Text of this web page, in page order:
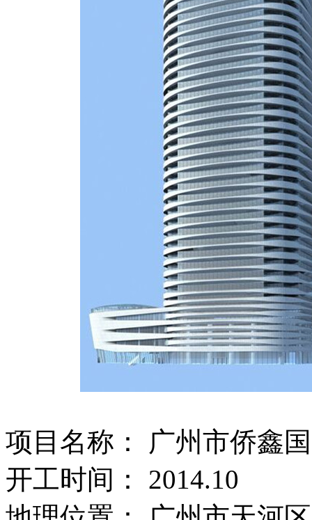
项目名称： 广州市侨鑫
开工时间： 2014.10